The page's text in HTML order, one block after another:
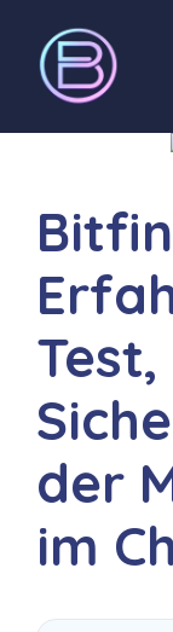
Inhalt
springen
der
im